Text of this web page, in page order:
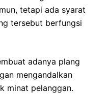
tetapi ada syarat
tersebut berfungsi
adanya plang
mengandalkan
minat pelanggan.